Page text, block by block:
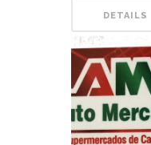
DETAILS